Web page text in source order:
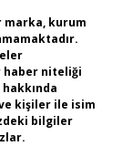
kurum
haber niteliği
kişiler ile isim
bilgiler